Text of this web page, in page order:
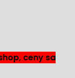
ceny sa